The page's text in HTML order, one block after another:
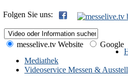
Folgen Sie uns:
messelive.tv Website
Google
Mediathek
Videoservice Messen &